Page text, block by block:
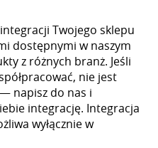
Twojego sklepu
dostępnymi w naszym
z różnych branż. Jeśli
nie jest
napisz do nas i
integrację. Integracja
wyłącznie w